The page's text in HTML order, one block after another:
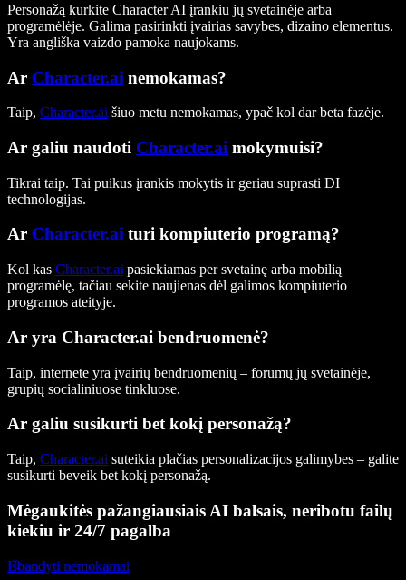
Personažą kurkite Character AI įrankiu jų svetainėje arba
programėlėje. Galima pasirinkti įvairias savybes, dizaino elementus.
Yra angliška vaizdo pamoka naujokams.
Ar Character.ai nemokamas?
Taip, Character.ai šiuo metu nemokamas, ypač kol dar beta fazėje.
Ar galiu naudoti Character.ai mokymuisi?
Tikrai taip. Tai puikus įrankis mokytis ir geriau suprasti DI
technologijas.
Ar Character.ai turi kompiuterio programą?
Kol kas Character.ai pasiekiamas per svetainę arba mobilią
programėlę, tačiau sekite naujienas dėl galimos kompiuterio
programos ateityje.
Ar yra Character.ai bendruomenė?
Taip, internete yra įvairių bendruomenių – forumų jų svetainėje,
grupių socialiniuose tinkluose.
Ar galiu susikurti bet kokį personažą?
Taip, Character.ai suteikia plačias personalizacijos galimybes – galite
susikurti beveik bet kokį personažą.
Mėgaukitės pažangiausiais AI balsais, neribotu failų
kiekiu ir 24/7 pagalba
Išbandyti nemokamai